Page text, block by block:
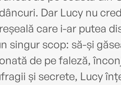
Dar Lucy nu
care i-ar putea
singur scop: să-și
de pe faleză,
și secrete, Lucy